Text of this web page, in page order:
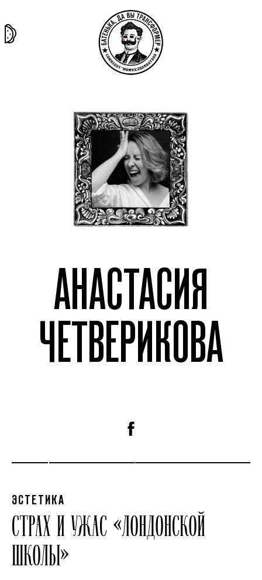
материясекты
АНАСТАСИЯ
ЧЕТВЕРИКОВА
ЭСТЕТИКА
СТРАХ И УЖАС «ЛОНДОНСКОЙ
ШКОЛЫ»